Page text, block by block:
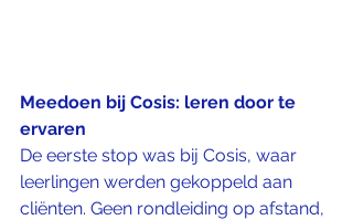
Meedoen bij Cosis: leren door te
ervaren
De eerste stop was bij Cosis, waar
leerlingen werden gekoppeld aan
cliënten. Geen rondleiding op afstand,